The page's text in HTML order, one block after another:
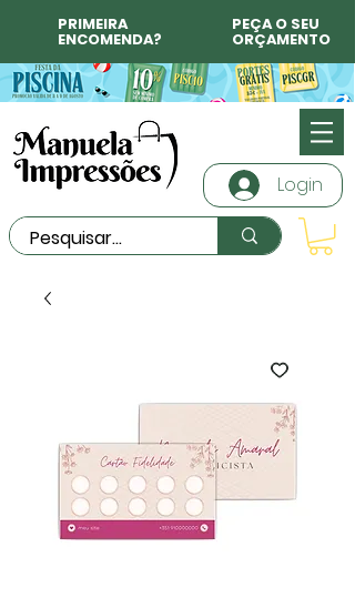
PRIMEIRA
ENCOMENDA?
PEÇA O SEU
ORÇAMENTO
Login